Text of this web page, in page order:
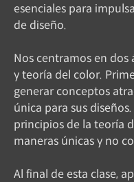
esenciales para
de diseño.
Nos centramos en dos
y teoría del color.
generar conceptos
única para sus
principios de la teoría
maneras únicas y no
Al final de esta clase,